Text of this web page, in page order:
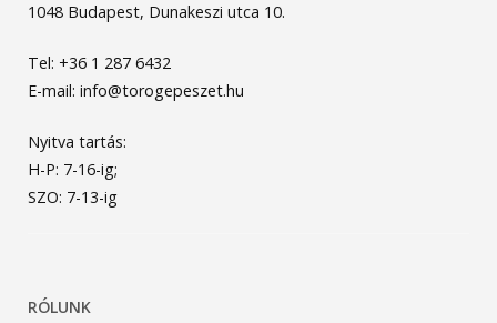
1048 Budapest, Dunakeszi utca 10.
Tel: +36 1 287 6432
E-mail: info@torogepeszet.hu
Nyitva tartás:
H-P: 7-16-ig;
SZO: 7-13-ig
RÓLUNK